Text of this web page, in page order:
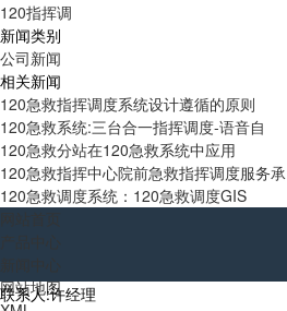
120指挥调
新闻类别
公司新闻
相关新闻
120急救指挥调度系统设计遵循的原则
120急救系统:三台合一指挥调度-语音自
120急救分站在120急救系统中应用
120急救指挥中心院前急救指挥调度服务承
120急救调度系统：120急救调度GIS
网站地图
联系人:许经理